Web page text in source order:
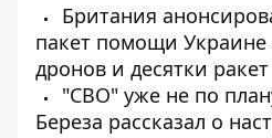
Британия
пакет помощи Украине
дронов и десятки
"СВО" уже не по
Береза ​​рассказал о